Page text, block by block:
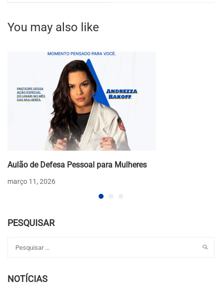
You may also like
Aulão de Defesa Pessoal para Mulheres
março 11, 2026
PESQUISAR
NOTÍCIAS